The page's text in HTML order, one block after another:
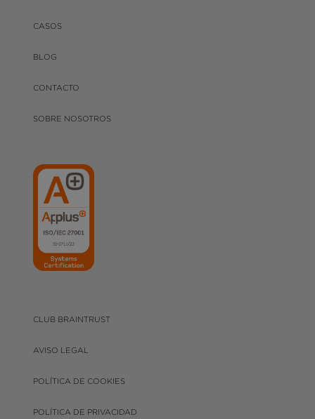
CASOS
BLOG
CONTACTO
SOBRE NOSOTROS
CLUB BRAINTRUST
AVISO LEGAL
POLÍTICA DE COOKIES
POLÍTICA DE PRIVACIDAD